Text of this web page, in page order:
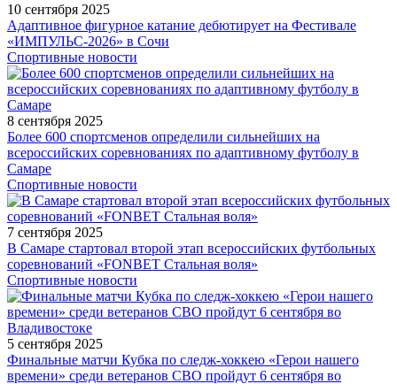
10 сентября 2025
Адаптивное фигурное катание дебютирует на Фестивале
«ИМПУЛЬС-2026» в Сочи
Спортивные новости
8 сентября 2025
Более 600 спортсменов определили сильнейших на
всероссийских соревнованиях по адаптивному футболу в
Самаре
Спортивные новости
7 сентября 2025
В Самаре стартовал второй этап всероссийских футбольных
соревнований «FONBET Стальная воля»
Спортивные новости
5 сентября 2025
Финальные матчи Кубка по следж-хоккею «Герои нашего
времени» среди ветеранов СВО пройдут 6 сентября во